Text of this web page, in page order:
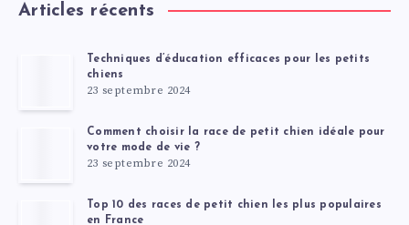
Articles récents
Techniques d’éducation efficaces pour les petits
chiens
23 septembre 2024
Comment choisir la race de petit chien idéale pour
votre mode de vie ?
23 septembre 2024
Top 10 des races de petit chien les plus populaires
en France